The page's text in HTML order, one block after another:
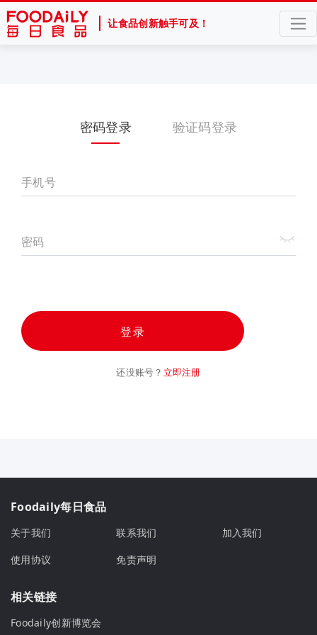
让食品创新触手可及！
密码登录 验证码登录
手机号
密码
登录
还没账号？ 立即注册
Foodaily每日食品
关于我们 联系我们
加入我们
使用协议
免责声明
相关链接
Foodaily创新博览会